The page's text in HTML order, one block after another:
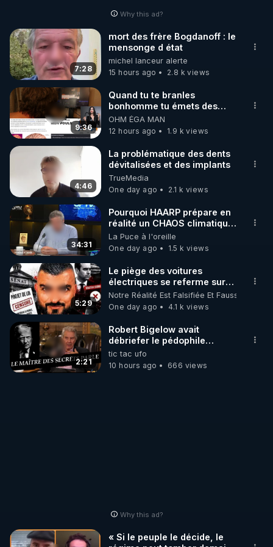
🌱 INSTAGRAM
https://www.instagram.com/rdlr_thierrycasasnovas/
http://rgnr.li/instagram
🌱 LA NEWSLETTER
Pour ne pas rater l’actualité RGNR (stages,
http://rgnr.li/news
🌱 VIDÉOS NON CENSURÉES SUR ODYSEE
Toutes les vidéos Youtube sont aussi sur la
http://rgnr.li/odysee
🌱 LES STAGES EN PRÉSENTIEL
http://rgnr.li/stages
_________
LES CODES PROMO DES PARTENAIRES
▶ 10 % de réduction sur les extracteurs de la
Why this ad?
7:28
mort des frère Bogdanoff : le
mensonge d état
michel lanceur alerte
15 hours ago
2.8 k views
9:36
Quand tu te branles
bonhomme tu émets des
ondes ils ont juste omis de
t'expliquer
OHM ÉGA MAN
12 hours ago
1.9 k views
4:46
La problématique des dents
dévitalisées et des implants
TrueMedia
One day ago
2.1 k views
34:31
Pourquoi HAARP prépare en
réalité un CHAOS climatique,
on répond
La Puce à l'oreille
One day ago
1.5 k views
5:29
Le piège des voitures
électriques se referme sur
les usagers !
Notre Réalité Est Falsifiée Et Fausse
One day ago
4.1 k views
2:21
Robert Bigelow avait
débriefer le pédophile
génocidaire de donald j
trump
tic tac ufo
10 hours ago
666 views
Why this ad?
« Si le peuple le décide, le